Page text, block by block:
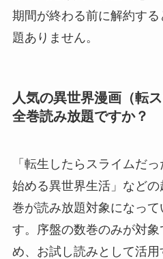
期間が終わる前に解約す
題ありません。
人気の異世界漫画（転
全巻読み放題ですか？
「転生したらスライムだ
始める異世界生活」など
巻が読み放題対象になって
す。序盤の数巻のみが対
め、お試し読みとして活